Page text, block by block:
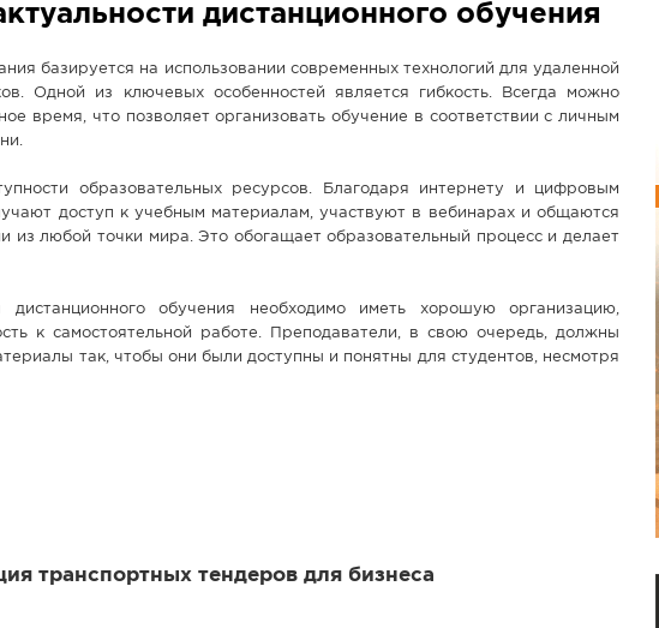
дистанционного обучения
базируется на использовании современных технологий для удаленной
Одной из ключевых особенностей является гибкость. Всегда можно
время, что позволяет организовать обучение в соответствии с личным
образовательных ресурсов. Благодаря интернету и цифровым
доступ к учебным материалам, участвуют в вебинарах и общаются
из любой точки мира. Это обогащает образовательный процесс и делает
обучения необходимо иметь хорошую организацию,
к самостоятельной работе. Преподаватели, в свою очередь, должны
так, чтобы они были доступны и понятны для студентов, несмотря
транспортных тендеров для бизнеса